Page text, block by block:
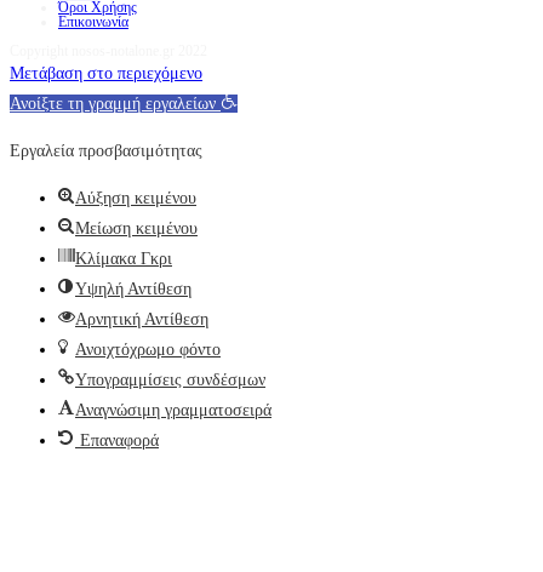
Όροι Χρήσης
Επικοινωνία
Μετάβαση στο περιεχόμενο
Ανοίξτε τη γραμμή εργαλείων
Εργαλεία προσβασιμότητας
Αύξηση κειμένου
Μείωση κειμένου
Κλίμακα Γκρι
Υψηλή Αντίθεση
Αρνητική Αντίθεση
Ανοιχτόχρωμο φόντο
Υπογραμμίσεις συνδέσμων
Αναγνώσιμη γραμματοσειρά
Επαναφορά